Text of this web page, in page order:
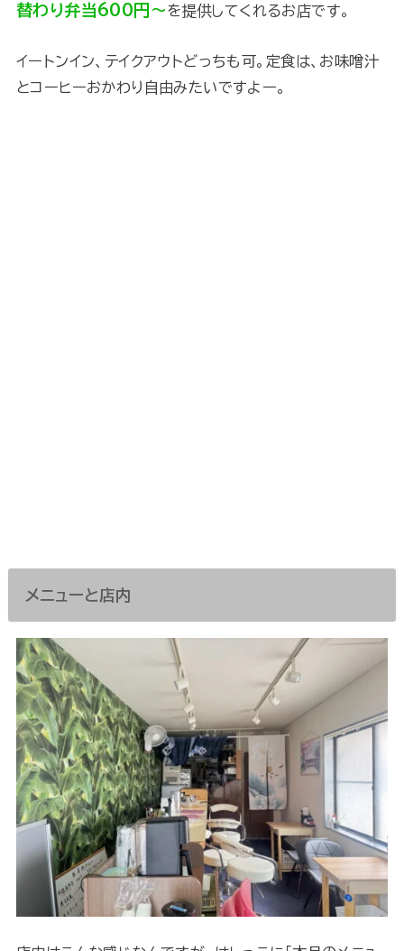
替わり弁当600円～を提供してくれるお店です。
イートンイン、テイクアウトどっちも可。定食は、お味噌汁
とコーヒーおかわり自由みたいですよー。
メニューと店内